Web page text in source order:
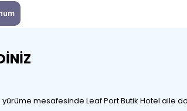
mesafesinde Leaf Port Butik Hotel aile